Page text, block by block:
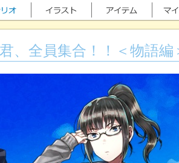
、全員集合！！＜物語編